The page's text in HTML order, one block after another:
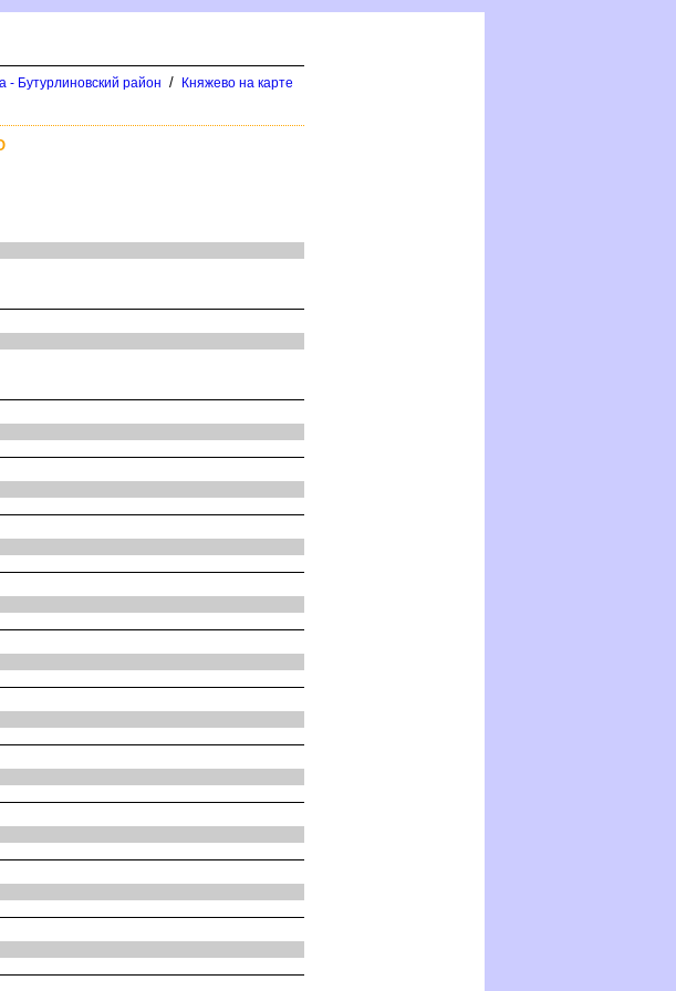
- Бутурлиновский район / Княжево на карте